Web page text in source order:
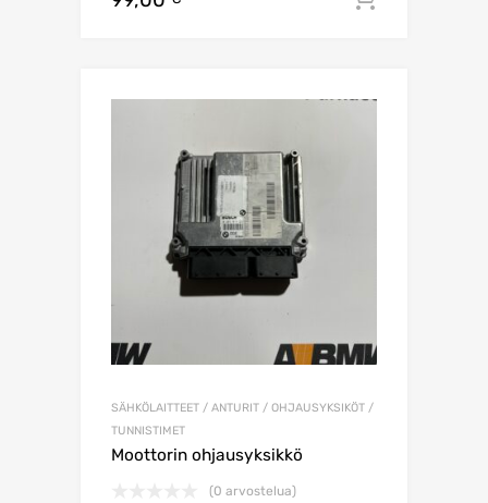
SÄHKÖLAITTEET / ANTURIT / OHJAUSYKSIKÖT /
TUNNISTIMET
Moottorin ohjausyksikkö
(0 arvostelua)